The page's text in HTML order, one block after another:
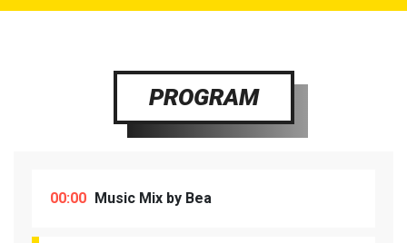
PROGRAM
00:00 Music Mix by Bea